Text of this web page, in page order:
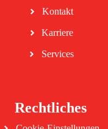
Kontakt
Karriere
Services
Rechtliches